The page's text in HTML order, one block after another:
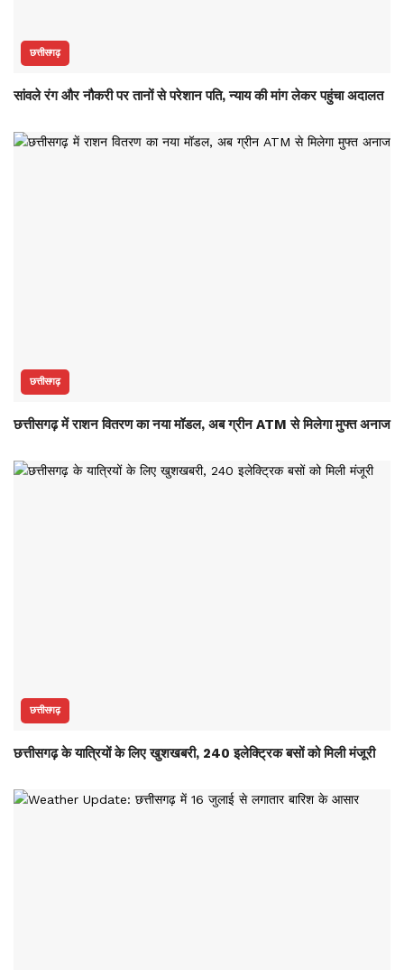
छत्तीसगढ़
सांवले रंग और नौकरी पर तानों से परेशान पति, न्याय की मांग लेकर पहुंचा अदालत
छत्तीसगढ़
छत्तीसगढ़ में राशन वितरण का नया मॉडल, अब ग्रीन ATM से मिलेगा मुफ्त अनाज
छत्तीसगढ़
छत्तीसगढ़ के यात्रियों के लिए खुशखबरी, 240 इलेक्ट्रिक बसों को मिली मंजूरी